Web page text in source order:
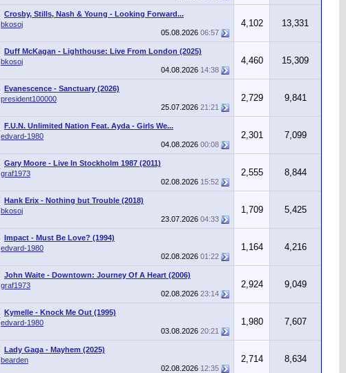
Crosby, Stills, Nash & Young - Looking Forward...
bkosoj
05.08.2026 06:57
4,102 13,331
Duff McKagan - Lighthouse: Live From London (2025)
bkosoj
04.08.2026 14:38
4,460 15,309
Evanescence - Sanctuary (2026)
president100000
25.07.2026 21:21
2,729 9,841
F.U.N. Unlimited Nation Feat. Ayda - Girls We...
edvard-1980
04.08.2026 00:08
2,301 7,099
Gary Moore - Live In Stockholm 1987 (2011)
graf1973
02.08.2026 15:52
2,555 8,844
Hank Erix - Nothing but Trouble (2018)
bkosoj
23.07.2026 04:33
1,709 5,425
Impact - Must Be Love? (1994)
edvard-1980
02.08.2026 01:22
1,164 4,216
John Waite - Downtown: Journey Of A Heart (2006)
graf1973
02.08.2026 23:14
2,924 9,049
Kymelle - Knock Me Out (1995)
edvard-1980
03.08.2026 20:21
1,980 7,607
Lady Gaga - Mayhem (2025)
bearden
02.08.2026 12:35
2,714 8,634